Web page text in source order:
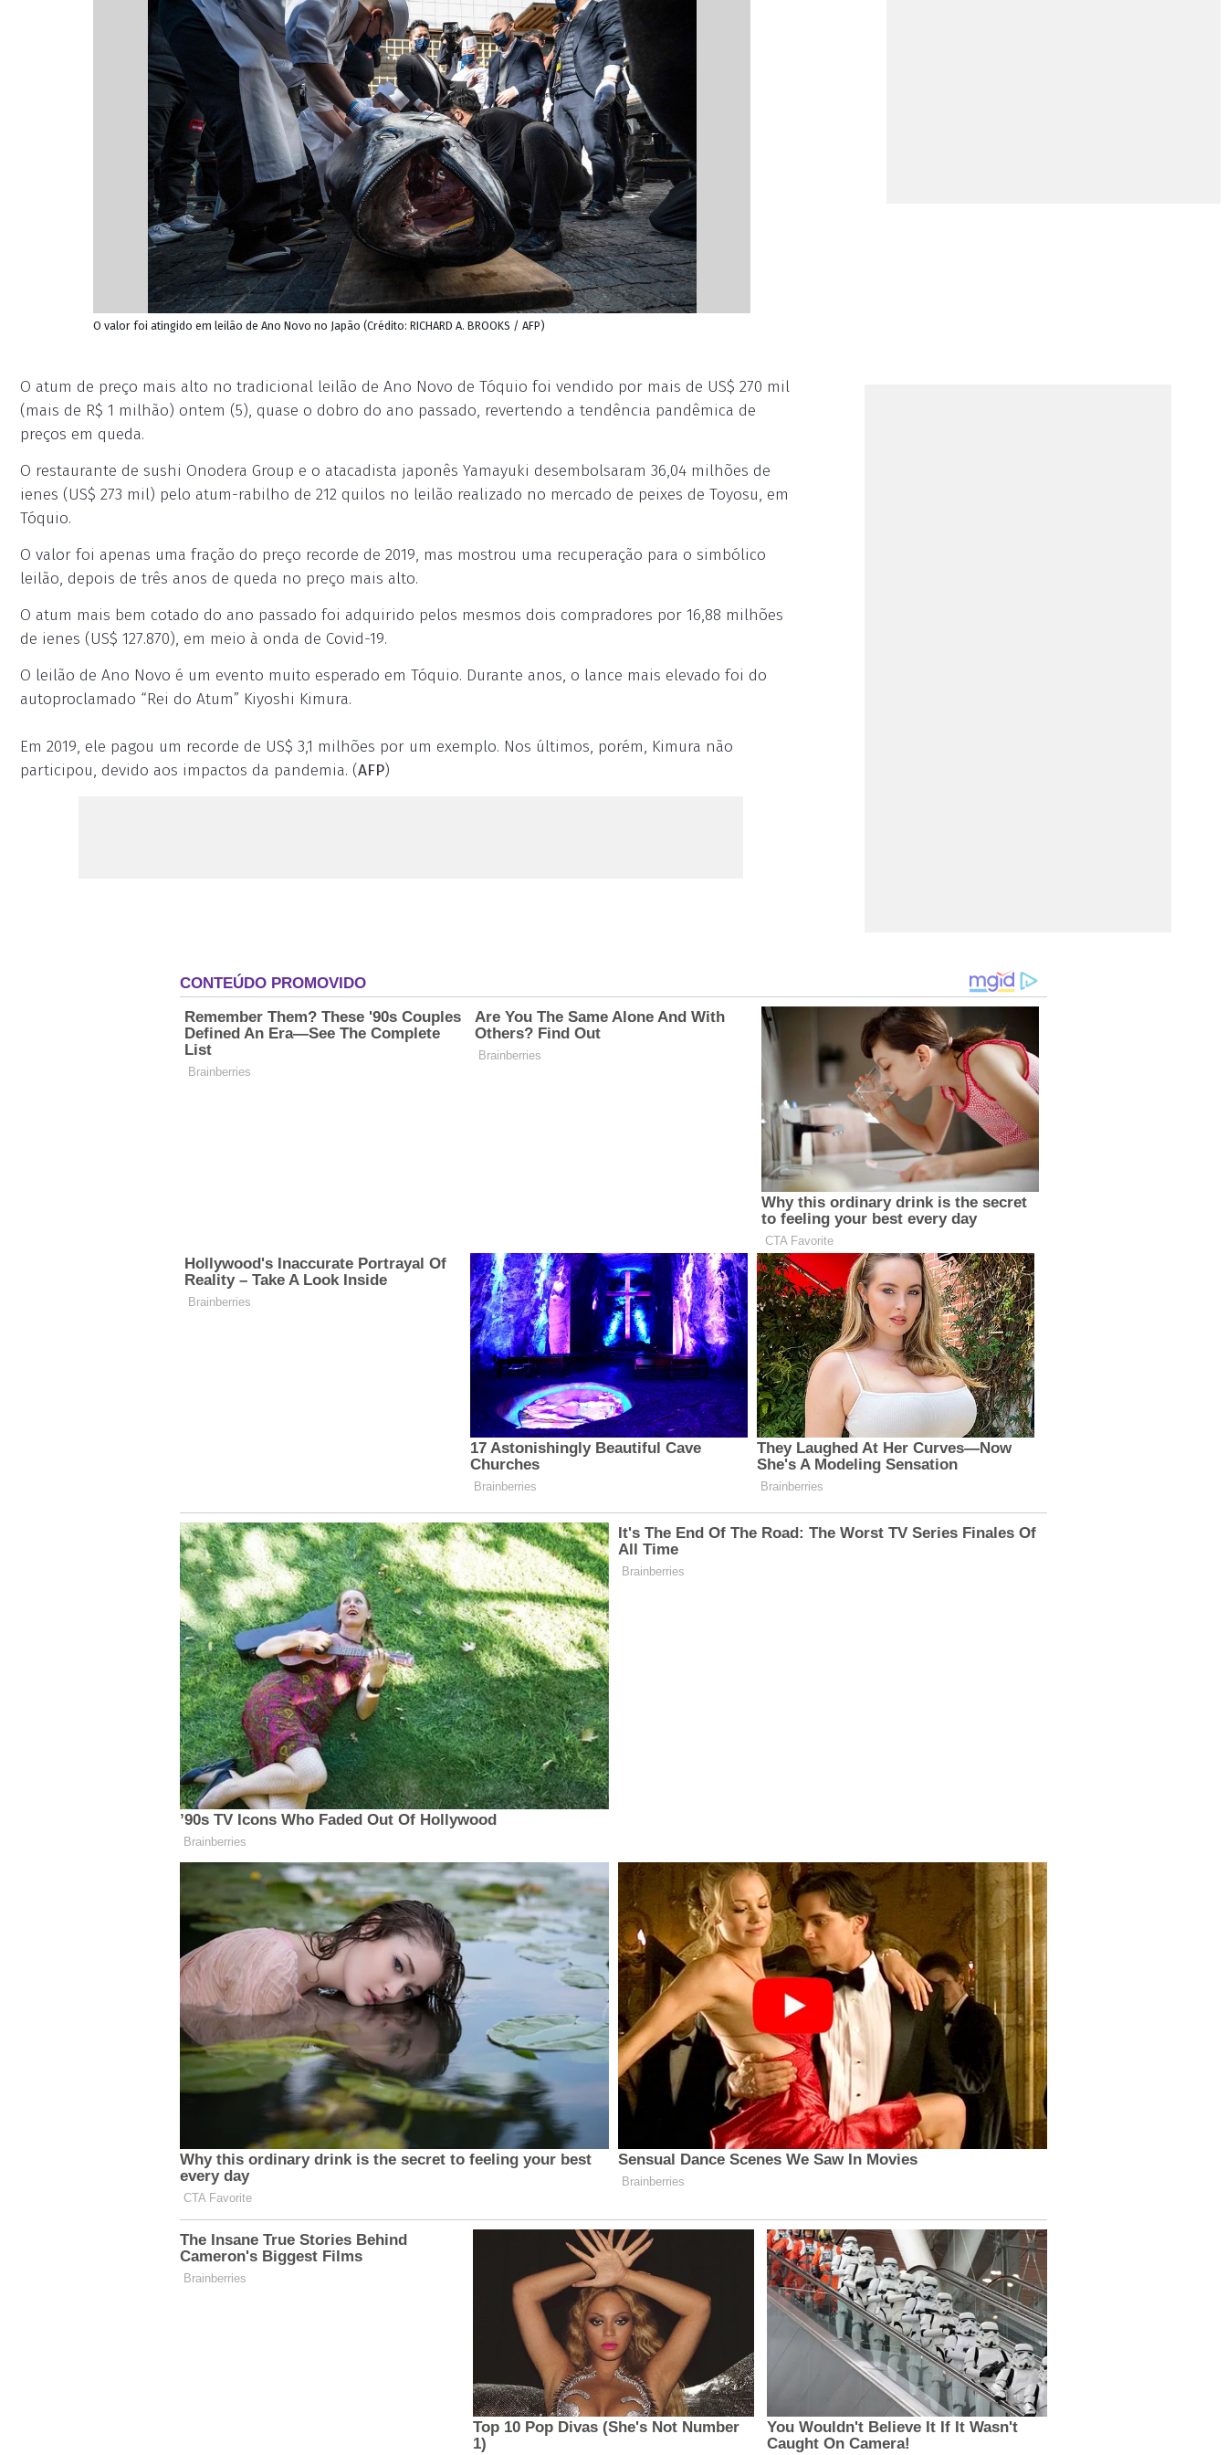
O valor foi atingido em leilão de Ano Novo no Japão (Crédito: RICHARD A. BROOKS / AFP)
O atum de preço mais alto no tradicional leilão de Ano Novo de Tóquio foi vendido por mais de US$ 270 mil
(mais de R$ 1 milhão) ontem (5), quase o dobro do ano passado, revertendo a tendência pandêmica de
preços em queda.
O restaurante de sushi Onodera Group e o atacadista japonês Yamayuki desembolsaram 36,04 milhões de
ienes (US$ 273 mil) pelo atum-rabilho de 212 quilos no leilão realizado no mercado de peixes de Toyosu, em
Tóquio.
O valor foi apenas uma fração do preço recorde de 2019, mas mostrou uma recuperação para o simbólico
leilão, depois de três anos de queda no preço mais alto.
O atum mais bem cotado do ano passado foi adquirido pelos mesmos dois compradores por 16,88 milhões
de ienes (US$ 127.870), em meio à onda de Covid-19.
O leilão de Ano Novo é um evento muito esperado em Tóquio. Durante anos, o lance mais elevado foi do
autoproclamado “Rei do Atum” Kiyoshi Kimura.
Em 2019, ele pagou um recorde de US$ 3,1 milhões por um exemplo. Nos últimos, porém, Kimura não
participou, devido aos impactos da pandemia. (AFP)